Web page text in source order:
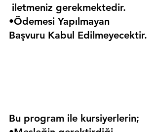
iletmeniz gerekmektedir.
•Ödemesi Yapılmayan
Başvuru Kabul Edilmeyecektir.
Bu program ile kursiyerlerin;